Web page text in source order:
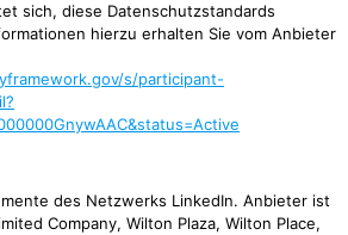
sich, diese Datenschutzstandards
hierzu erhalten Sie vom Anbieter
s/participant-
des Netzwerks LinkedIn. Anbieter ist
Company, Wilton Plaza, Wilton Place,